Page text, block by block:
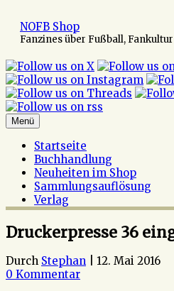
Inhalt
springen
NOFB Shop
Fanzines über Fußball,
Menü
Startseite
Buchhandlung
Neuheiten im Shop
Sammlungsauflösung
Verlag
Druckerpresse 36
Durch Stephan
12. Mai 2016
0 Kommentar